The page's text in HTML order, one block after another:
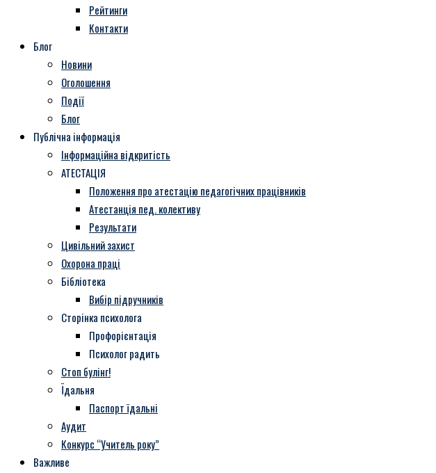
Рейтинги
Контакти
Блог
Новини
Оголошення
Події
Блог
Публічна інформація
Інформаційна відкритість
АТЕСТАЦІЯ
Положення про атестацію педагогічних працівників
Атестанція пед. колективу
Результати
Цивільний захист
Охорона праці
Бібліотека
Вибір підручників
Сторінка психолога
Профорієнтація
Психолог радить
Стоп булінг!
Їдальня
Паспорт їдальні
Аудит
Конкурс “Учитель року”
Важливе